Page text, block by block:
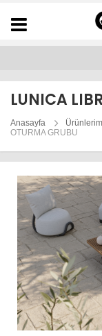
Navigation
LUNICA
Anasayfa
OTURMA GRUBU